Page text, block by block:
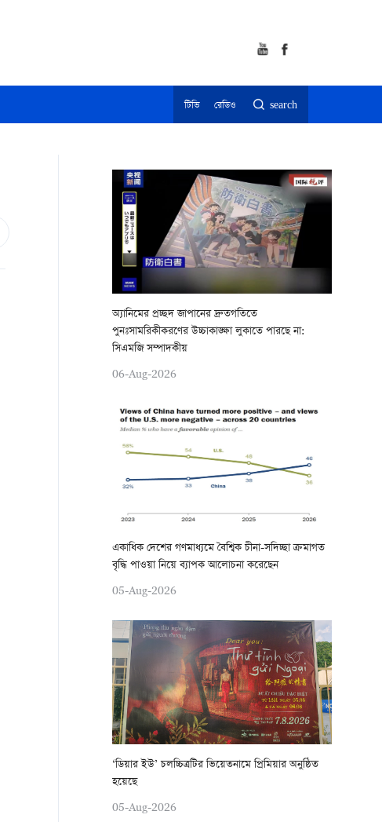
টিভি রেডিও search
অ্যানিমের প্রচ্ছদ জাপানের দ্রুতগতিতে
পুনঃসামরিকীকরণের উচ্চাকাঙ্ক্ষা লুকাতে পারছে না:
সিএমজি সম্পাদকীয়
06-Aug-2026
একাধিক দেশের গণমাধ্যমে বৈশ্বিক চীনা-সদিচ্ছা ক্রমাগত
বৃদ্ধি পাওয়া নিয়ে ব্যাপক আলোচনা করেছেন
05-Aug-2026
‘ডিয়ার ইউ’ চলচ্চিত্রটির ভিয়েতনামে প্রিমিয়ার অনুষ্ঠিত
হয়েছে
05-Aug-2026